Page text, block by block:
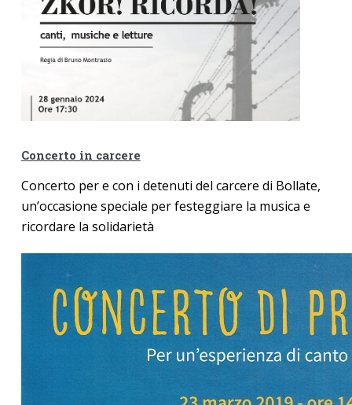
Concerto in carcere
Concerto per e con i detenuti del carcere di Bollate,
un’occasione speciale per festeggiare la musica e
ricordare la solidarietà